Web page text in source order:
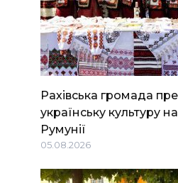
Рахівська громада
українську культуру
Румунії
05.08.2026